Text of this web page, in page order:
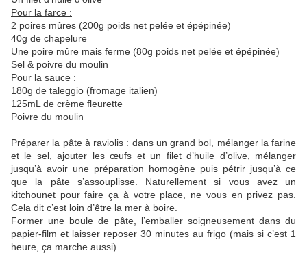
Pour la farce :
2 poires mûres (200g poids net pelée et épépinée)
40g de chapelure
Une poire mûre mais ferme (80g poids net pelée et épépinée)
Sel & poivre du moulin
Pour la sauce :
180g de taleggio (fromage italien)
125mL de crème fleurette
Poivre du moulin
Préparer la pâte à raviolis : dans un grand bol, mélanger la farine
et le sel, ajouter les œufs et un filet d’huile d’olive, mélanger
jusqu’à avoir une préparation homogène puis pétrir jusqu’à ce
que la pâte s’assouplisse. Naturellement si vous avez un
kitchounet pour faire ça à votre place, ne vous en privez pas.
Cela dit c’est loin d’être la mer à boire.
Former une boule de pâte, l’emballer soigneusement dans du
papier-film et laisser reposer 30 minutes au frigo (mais si c’est 1
heure, ça marche aussi).